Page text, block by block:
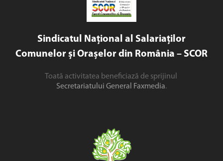
Sindicatul Național al Salariaților
Comunelor și Orașelor din România – SCOR
Toată activitatea beneficiază de sprijinul
Secretariatului General Faxmedia.